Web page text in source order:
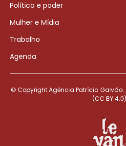
Política e poder
Mulher e Mídia
Trabalho
Agenda
© Copyright Agência Patrícia
(CC BY 4.0)